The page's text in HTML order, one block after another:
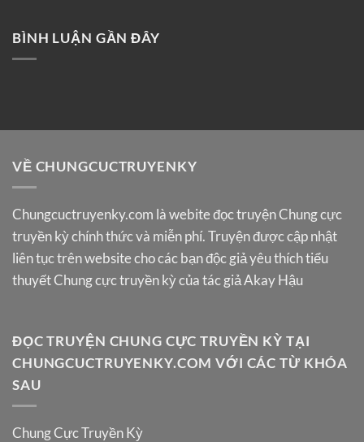
BÌNH LUẬN GẦN ĐÂY
VỀ CHUNGCUCTRUYENKY
Chungcuctruyenky.com là webite đọc truyện Chung cực
truyền kỳ chính thức và miễn phí. Truyện được cập nhật
liên tục trên website cho các bạn độc giả yêu thích tiểu
thuyết Chung cực truyền kỳ của tác giả Akay Hậu
ĐỌC TRUYỆN CHUNG CỰC TRUYỀN KỲ TẠI
CHUNGCUCTRUYENKY.COM VỚI CÁC TỪ KHÓA
SAU
Chung Cực Truyền Kỳ